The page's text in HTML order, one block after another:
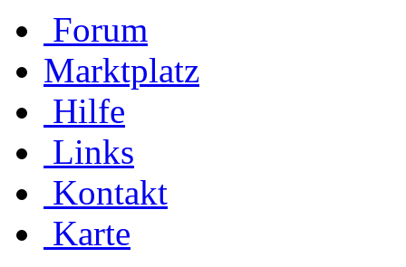
Forum
Marktplatz
Hilfe
Links
Kontakt
Karte